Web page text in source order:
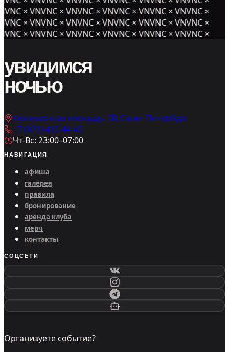
× VNVNC × VNVNC × VNVNC × VNVNC × VNVNC ×
× VNVNC × VNVNC × VNVNC × VNVNC × VNVNC ×
× VNVNC × VNVNC × VNVNC × VNVNC × VNVNC ×
увидимся
ночью
Конюшенная площадь 2В, Санкт-Петербург
+7 (921) 410-44-40
Чт-Вс: 23:00–07:00
НАВИГАЦИЯ
афиша
галерея
правила
бронирование
аренда клуба
мерч
контакты
СОЦСЕТИ
Организуете событие?